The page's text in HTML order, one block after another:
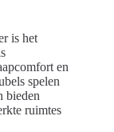
is het
en
spelen
bieden
ruimtes